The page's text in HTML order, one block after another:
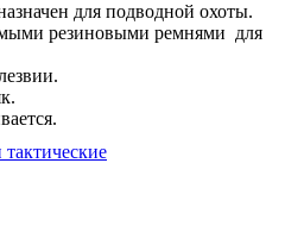
для подводной охоты.
резиновыми ремнями для